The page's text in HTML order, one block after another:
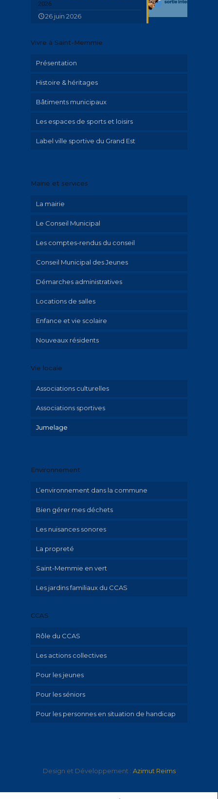
2026
26 juin 2026
Vivre à Saint-Memmie
Présentation
Histoire & héritages
Patrimoine
Parcours historique
Illustrations Irolla
Bâtiments municipaux
Les espaces de sports et loisirs
Label ville sportive du Grand Est
Mairie et services
La mairie
Le Conseil Municipal
Les comptes-rendus du conseil
Conseil Municipal des Jeunes
Démarches administratives
Urbanisme et travaux
Mariage et PACS
Cimetière
Locations de salles
Enfance et vie scolaire
Activités périscolaires
Nouveaux résidents
Vie locale
Associations culturelles
Associations sportives
Jumelage
Environnement
L’environnement dans la commune
Bien gérer mes déchets
Les nuisances sonores
La propreté
Saint-Memmie en vert
Les jardins familiaux du CCAS
CCAS
Rôle du CCAS
Qu’est-ce que le CCAS?
Aide aux familles avec enfant mineur
Hébergement d’urgence et aide au
Les actions collectives
Pour les jeunes
Ville amie des enfants
Pour les séniors
Portage de repas à domicile
Pour les personnes en situation de handicap
Design et Développement : Azimut Reims